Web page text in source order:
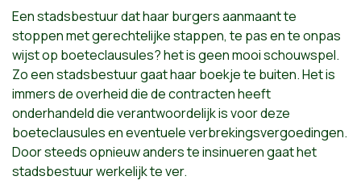
Een stadsbestuur dat haar burgers aanmaant te
stoppen met gerechtelijke stappen, te pas en te onpas
wijst op boeteclausules? het is geen mooi schouwspel.
Zo een stadsbestuur gaat haar boekje te buiten. Het is
immers de overheid die de contracten heeft
onderhandeld die verantwoordelijk is voor deze
boeteclausules en eventuele verbrekingsvergoedingen.
Door steeds opnieuw anders te insinueren gaat het
stadsbestuur werkelijk te ver.